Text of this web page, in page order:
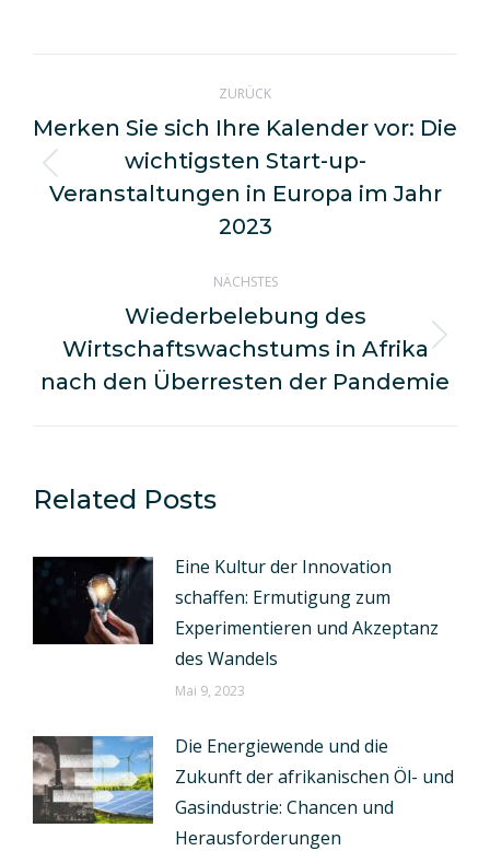
Kommentarnavigation
ZURÜCK
Vorheriger
Beitrag:
Merken Sie sich Ihre Kalender vor: Die
wichtigsten Start-up-
Veranstaltungen in Europa im Jahr
2023
NÄCHSTES
Nächster
Beitrag:
Wiederbelebung des
Wirtschaftswachstums in Afrika
nach den Überresten der Pandemie
Related Posts
Eine Kultur der Innovation
schaffen: Ermutigung zum
Experimentieren und Akzeptanz
des Wandels
Mai 9, 2023
Die Energiewende und die
Zukunft der afrikanischen Öl- und
Gasindustrie: Chancen und
Herausforderungen